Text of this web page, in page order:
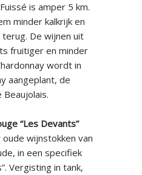
is amper 5 km.
minder kalkrijk en
De wijnen uit
fruitiger en minder
wordt in
aangeplant, de
“Les Devants”
wijnstokken van
in een specifiek
Vergisting in tank,